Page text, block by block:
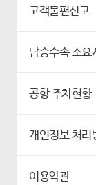
고객불편신고
탑승수속 소요
공항 주차현황
개인정보 처리
이용약관